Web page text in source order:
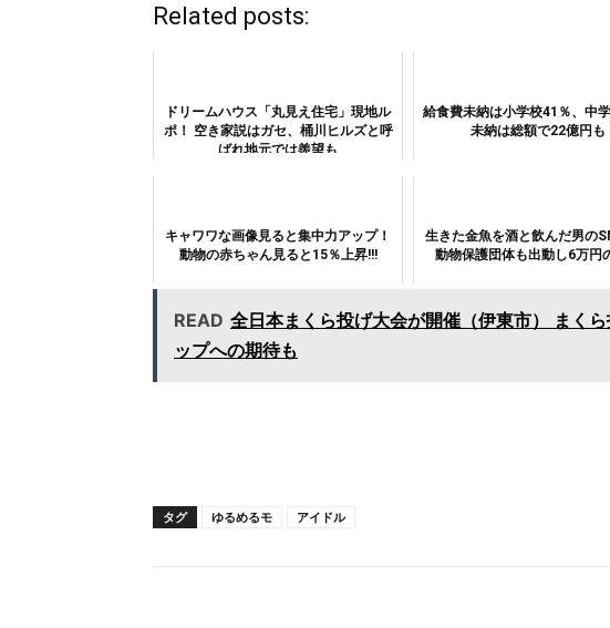
Related posts:
ドリームハウス「丸見え住宅」現地ル
ポ！ 空き家説はガセ、桶川ヒルズと呼
ばれ地元では羨望も
給食費未納は小学校41％、中
未納は総額で22億円も
キャワワな画像見ると集中力アップ！
動物の赤ちゃん見ると15％上昇!!!
生きた金魚を酒と飲んだ男の
動物保護団体も出動し6万円
READ 全日本まくら投げ大会が開催（伊東市） まく
ップへの期待も
タグ ゆるめるモ アイドル